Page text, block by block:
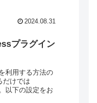
2024.08.31
プラグイン
利用する方法の
だけでは
以下の設定をお